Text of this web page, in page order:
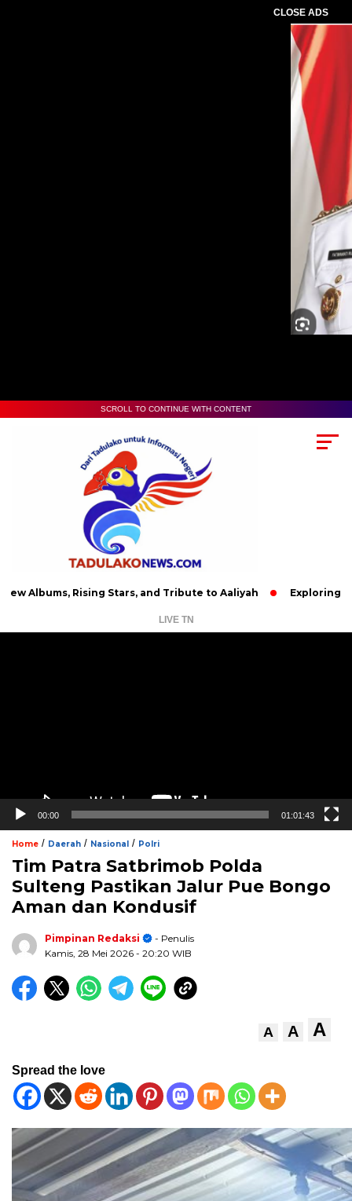
CLOSE ADS
SCROLL TO CONTINUE WITH CONTENT
Rising Stars, and Tribute to Aaliyah Exploring the
LIVE TN
00:00 01:01:43
Home / Daerah / Nasional / Polri
Tim Patra Satbrimob Polda
Sulteng Pastikan Jalur Pue Bongo
Aman dan Kondusif
Pimpinan Redaksi
- Penulis
Kamis, 28 Mei 2026 - 20:20 WIB
A A A
Spread the love